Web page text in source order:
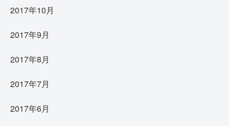
2017年10月
2017年9月
2017年8月
2017年7月
2017年6月